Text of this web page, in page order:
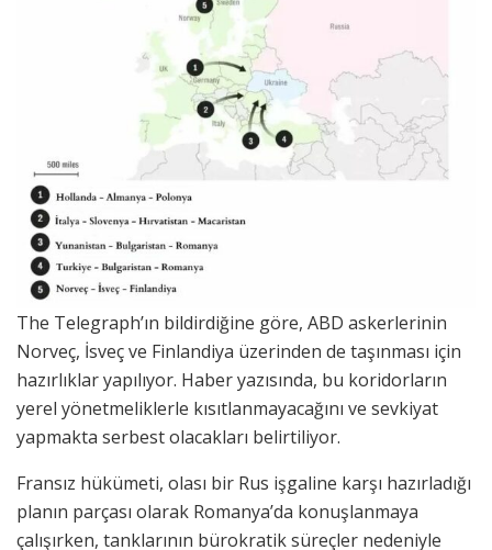
The Telegraph’ın bildirdiğine göre, ABD askerlerinin
Norveç, İsveç ve Finlandiya üzerinden de taşınması için
hazırlıklar yapılıyor. Haber yazısında, bu koridorların
yerel yönetmeliklerle kısıtlanmayacağını ve sevkiyat
yapmakta serbest olacakları belirtiliyor.
Fransız hükümeti, olası bir Rus işgaline karşı hazırladığı
planın parçası olarak Romanya’da konuşlanmaya
çalışırken, tanklarının bürokratik süreçler nedeniyle